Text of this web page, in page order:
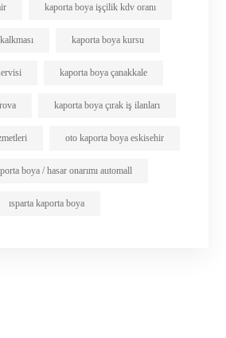
kaporta boya işçilik kdv oranı
kaporta boya kursu
kaporta boya çanakkale
kaporta boya çırak iş ilanları
oto kaporta boya eskisehir
boya / hasar onarımı automall
ısparta kaporta boya